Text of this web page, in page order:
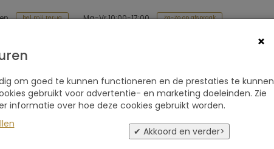
bel mij terug Ma-Vr 10:00-17:00 Za-Zo op afspraak
Over ons
×
om goed te kunnen functioneren en de prestaties te kunnen
gebruikt voor advertentie- en marketing doeleinden. Zie
informatie over hoe deze cookies gebruikt worden.
✔ Akkoord en verder>